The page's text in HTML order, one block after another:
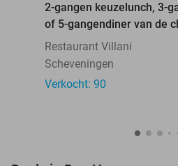
2-gangen keuzelunch, 3-
of 5-gangendiner van de
Restaurant Villani
Scheveningen
Verkocht: 90